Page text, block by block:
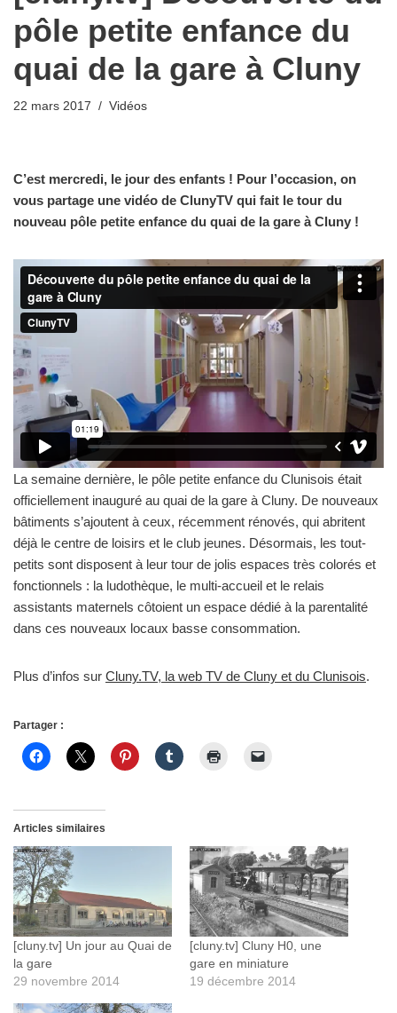
pôle petite enfance du
quai de la gare à Cluny
22 mars 2017 Vidéos
C’est mercredi, le jour des enfants ! Pour l’occasion, on
vous partage une vidéo de ClunyTV qui fait le tour du
nouveau pôle petite enfance du quai de la gare à Cluny !
La semaine dernière, le pôle petite enfance du Clunisois était
officiellement inauguré au quai de la gare à Cluny. De nouveaux
bâtiments s’ajoutent à ceux, récemment rénovés, qui abritent
déjà le centre de loisirs et le club jeunes. Désormais, les tout-
petits sont disposent à leur tour de jolis espaces très colorés et
fonctionnels : la ludothèque, le multi-accueil et le relais
assistants maternels côtoient un espace dédié à la parentalité
dans ces nouveaux locaux basse consommation.
Plus d’infos sur Cluny.TV, la web TV de Cluny et du Clunisois.
Partager :
Articles similaires
[cluny.tv] Un jour au Quai de
la gare
29 novembre 2014
[cluny.tv] Cluny H0, une
gare en miniature
19 décembre 2014